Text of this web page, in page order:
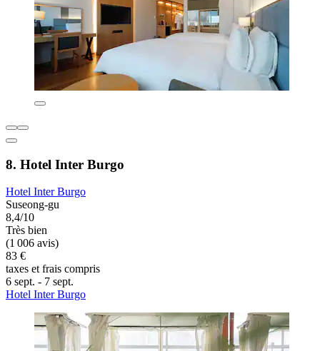
8. Hotel Inter Burgo
Hotel Inter Burgo
Suseong-gu
8,4/10
Très bien
(1 006 avis)
83 €
taxes et frais compris
6 sept. - 7 sept.
Hotel Inter Burgo